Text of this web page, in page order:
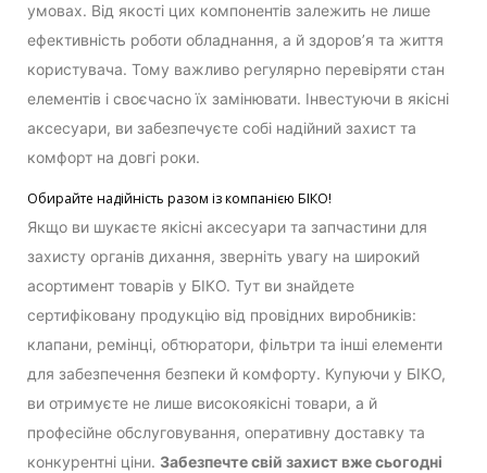
умовах. Від якості цих компонентів залежить не лише
ефективність роботи обладнання, а й здоров’я та життя
користувача. Тому важливо регулярно перевіряти стан
елементів і своєчасно їх замінювати. Інвестуючи в якісні
аксесуари, ви забезпечуєте собі надійний захист та
комфорт на довгі роки.
Обирайте надійність разом із компанією БІКО!
Якщо ви шукаєте якісні аксесуари та запчастини для
захисту органів дихання, зверніть увагу на широкий
асортимент товарів у БІКО. Тут ви знайдете
сертифіковану продукцію від провідних виробників:
клапани, ремінці, обтюратори, фільтри та інші елементи
для забезпечення безпеки й комфорту. Купуючи у БІКО,
ви отримуєте не лише високоякісні товари, а й
професійне обслуговування, оперативну доставку та
конкурентні ціни. Забезпечте свій захист вже сьогодні